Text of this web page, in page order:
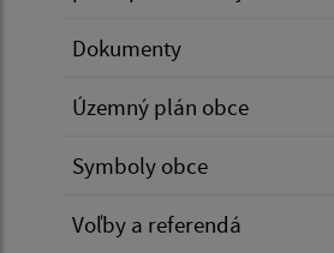
Dokumenty
Územný plán obce
Symboly obce
Voľby a referendá